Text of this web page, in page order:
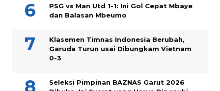
PSG vs Man Utd 1-1: Ini Gol Cepat Mbaye
dan Balasan Mbeumo
Klasemen Timnas Indonesia Berubah,
Garuda Turun usai Dibungkam Vietnam
0-3
Seleksi Pimpinan BAZNAS Garut 2026